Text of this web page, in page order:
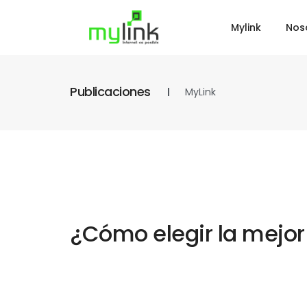
Mylink
Publicaciones MyLink
¿Cómo elegir la